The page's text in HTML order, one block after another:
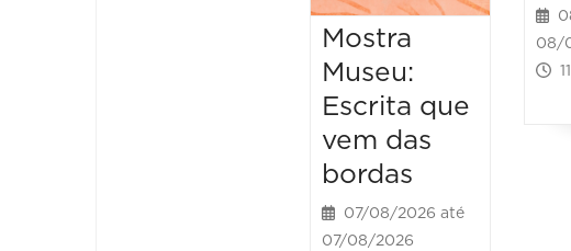
Mostra
Museu:
Escrita que
vem das
bordas
07/08/2026 até
07/08/2026
08/